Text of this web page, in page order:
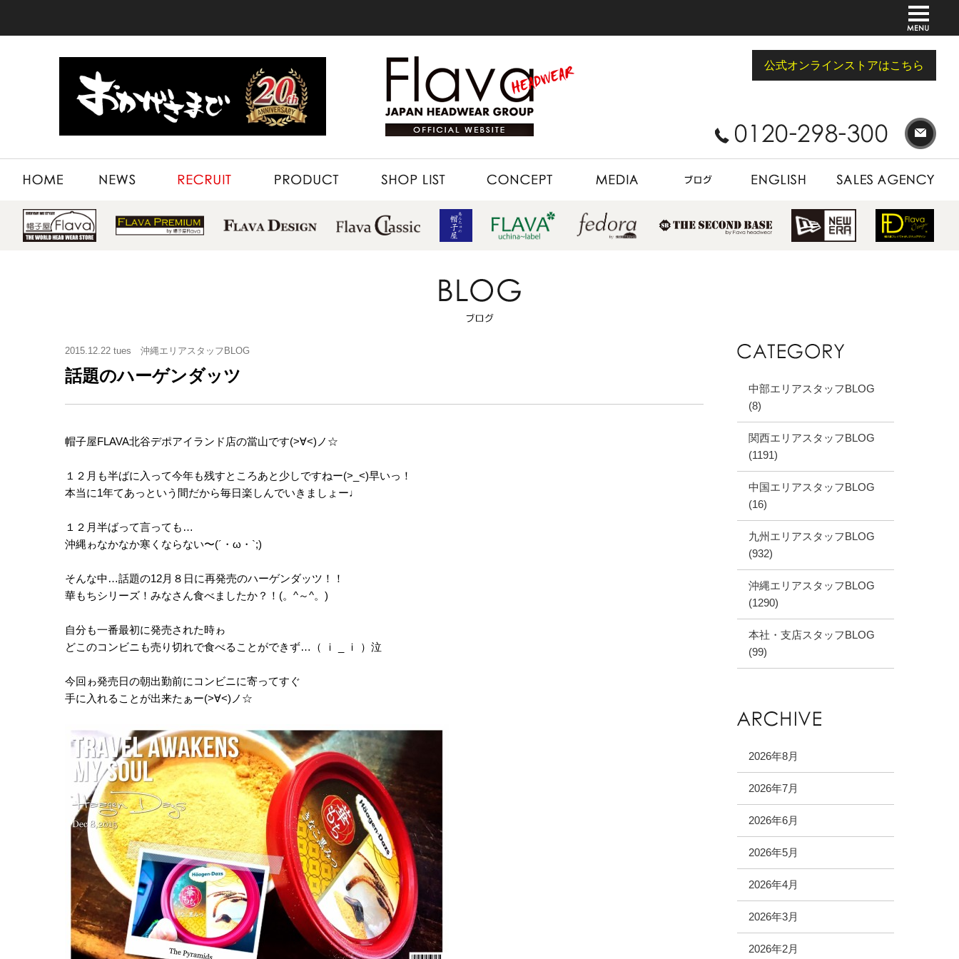
公式オンラインストアはこちら
2015.12.22 tues 沖縄エリアスタッフBLOG
話題のハーゲンダッツ
帽子屋FLAVA北谷デポアイランド店の當山です(>∀<)ノ☆
１２月も半ばに入って今年も残すところあと少しですねー(>_<)早いっ！
本当に1年てあっという間だから毎日楽しんでいきましょー♩
１２月半ばって言っても…
沖縄ゎなかなか寒くならない〜(´・ω・`;)
そんな中…話題の12月８日に再発売のハーゲンダッツ！！
華もちシリーズ！みなさん食べましたか？！(。^～^。)
自分も一番最初に発売された時ゎ
どこのコンビニも売り切れで食べることができず…（ ｉ _ ｉ ）泣
今回ゎ発売日の朝出勤前にコンビニに寄ってすぐ
手に入れることが出来たぁー(>∀<)ノ☆
中部エリアスタッフBLOG
(8)
関西エリアスタッフBLOG
(1191)
中国エリアスタッフBLOG
(16)
九州エリアスタッフBLOG
(932)
沖縄エリアスタッフBLOG
(1290)
本社・支店スタッフBLOG
(99)
2026年8月
2026年7月
2026年6月
2026年5月
2026年4月
2026年3月
2026年2月